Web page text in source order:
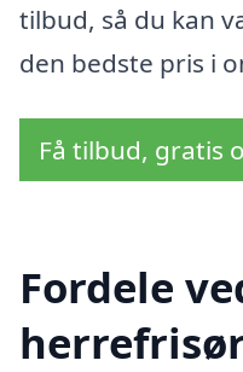
tilbud, så du kan
den bedste pris i
Få tilbud, gratis
Fordele